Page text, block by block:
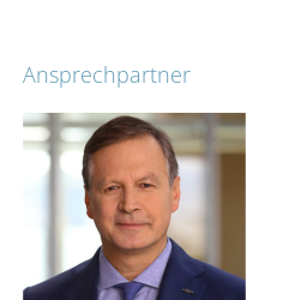
Ansprechpartner